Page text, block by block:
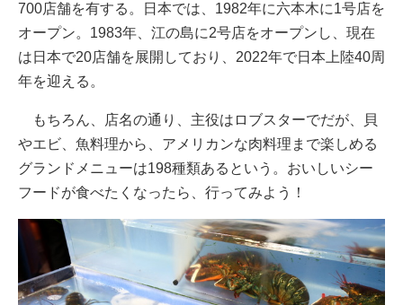
700店舗を有する。日本では、1982年に六本木に1号店を
オープン。1983年、江の島に2号店をオープンし、現在
は日本で20店舗を展開しており、2022年で日本上陸40周
年を迎える。
もちろん、店名の通り、主役はロブスターでだが、貝
やエビ、魚料理から、アメリカンな肉料理まで楽しめる
グランドメニューは198種類あるという。おいしいシー
フードが食べたくなったら、行ってみよう！